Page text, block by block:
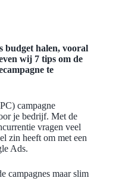
budget halen, vooral
wij 7 tips om de
te
campagne
je bedrijf. Met de
vragen veel
zin heeft om met een
Ads.
campagnes maar slim